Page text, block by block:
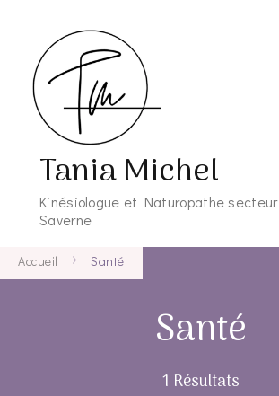
Tania Michel
Kinésiologue et Naturopathe secteur
Saverne
Accueil Santé
Santé
1 Résultats